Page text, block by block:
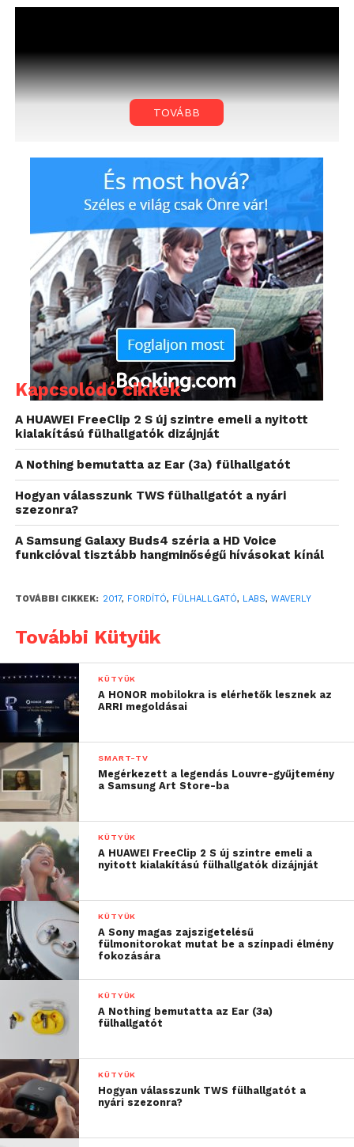
A Pilot névre hallgató kis eszköz hasonlóan néz ki,
mint az Apple féle vezeték nélküli kis füles, viszont
annál sokkalta többet tud. Párban lehet kapni a
fülhallgatókat, viszont itt az egyiket kell csak a saját
fülünkbe dugni, a másikat pedig annak a
kezdődhet is a beszélgetés, teljesen korlátok nélkül,
HVG
Magát a munkát a telefonunkon lévő alkalmazás
fogja elvégezni, amihez Bluetooth-al csatlakozik
szokás szerint. Folyamatosan készülnek és
frissülnek a nyelvi csomagok egyelőre ezeket a
nyelveket ismeri: angol, francia, német, olasz,
spanyol, portugál, arab, kínai (mandarin), görög,
hindi, japán, koreai, lengyel, orosz és török
TOVÁBB
Kapcsolódó cikkek
A HUAWEI FreeClip 2 S új szintre emeli a nyitott
kialakítású fülhallgatók dizájnját
A Nothing bemutatta az Ear (3a) fülhallgatót
Hogyan válasszunk TWS fülhallgatót a nyári
szezonra?
A Samsung Galaxy Buds4 széria a HD Voice
funkcióval tisztább hangminőségű hívásokat kínál
TOVÁBBI CIKKEK: 2017, FORDÍTÓ, FÜLHALLGATÓ, LABS, WAVERLY
További Kütyük
KÜTYÜK
A HONOR mobilokra is elérhetők lesznek az
ARRI megoldásai
SMART-TV
Megérkezett a legendás Louvre-gyűjtemény
a Samsung Art Store-ba
KÜTYÜK
A HUAWEI FreeClip 2 S új szintre emeli a
nyitott kialakítású fülhallgatók dizájnját
KÜTYÜK
A Sony magas zajszigetelésű
fülmonitorokat mutat be a színpadi élmény
fokozására
KÜTYÜK
A Nothing bemutatta az Ear (3a)
fülhallgatót
KÜTYÜK
Hogyan válasszunk TWS fülhallgatót a
nyári szezonra?